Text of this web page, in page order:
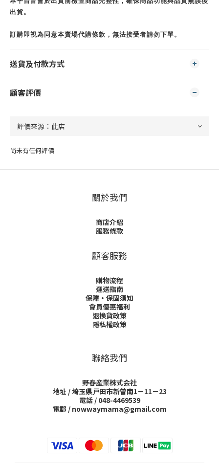
出貨。
訂購即視為同意本賣場代購條款，無法接受者請勿下單。
送貨及付款方式
顧客評價
尚未有任何評價
關於我們
商店介紹
服務條款
顧客服務
購物流程
運送指南
保障・保固須知
會員優惠福利
退換貨政策
隱私權政策
聯絡我們
野春産業株式会社
地址 / 埼玉県戸田市新曾南1－11－23
電話 / 048-4469539
電郵 / nowwaymama@gmail.com